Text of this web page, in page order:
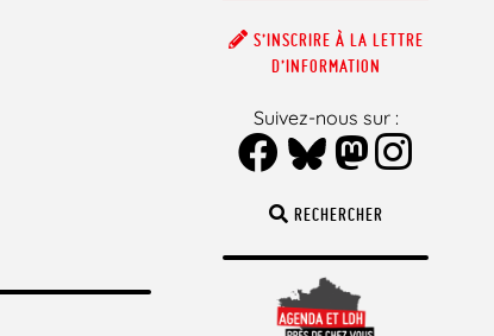
RECHERCHER
S’INSCRIRE À LA LETTRE
D’INFORMATION
Suivez-nous sur :